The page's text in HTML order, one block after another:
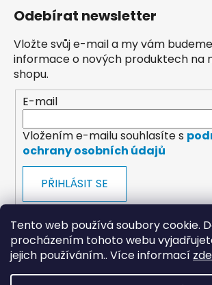
Tento web používá soubory cookie.
procházením tohoto webu
jejich používáním.. Více informací zde
Odebírat newsletter
Vložte svůj e-mail a my vám
informace o nových produktech na
shopu.
E-mail
Vložením e-mailu souhlasíte s
ochrany osobních údajů
PŘIHLÁSIT SE
payments